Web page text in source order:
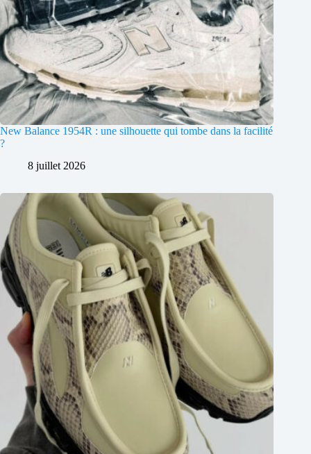
New Balance 1954R : une silhouette qui tombe dans la facilité
?
8 juillet 2026